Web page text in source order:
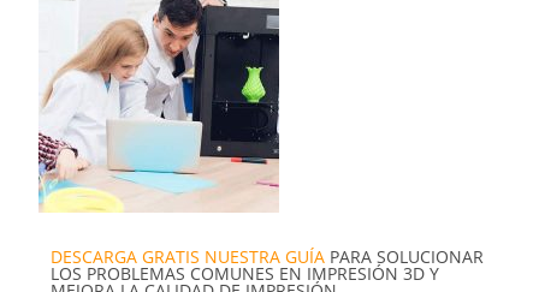
DESCARGA GRATIS NUESTRA GUÍA PARA SOLUCIONAR
LOS PROBLEMAS COMUNES EN IMPRESIÓN 3D Y